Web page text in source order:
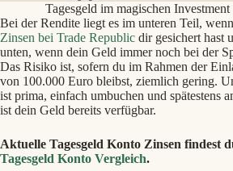
Tagesgeld im magischen
Bei der Rendite liegt es im unteren Teil,
Zinsen bei Trade Republic dir gesichert hast
unten, wenn dein Geld immer noch bei der
Das Risiko ist, sofern du im Rahmen der
von 100.000 Euro bleibst, ziemlich gering.
ist prima, einfach umbuchen und spätestens
ist dein Geld bereits verfügbar.
Aktuelle Tagesgeld Konto Zinsen findest
Tagesgeld Konto Vergleich.